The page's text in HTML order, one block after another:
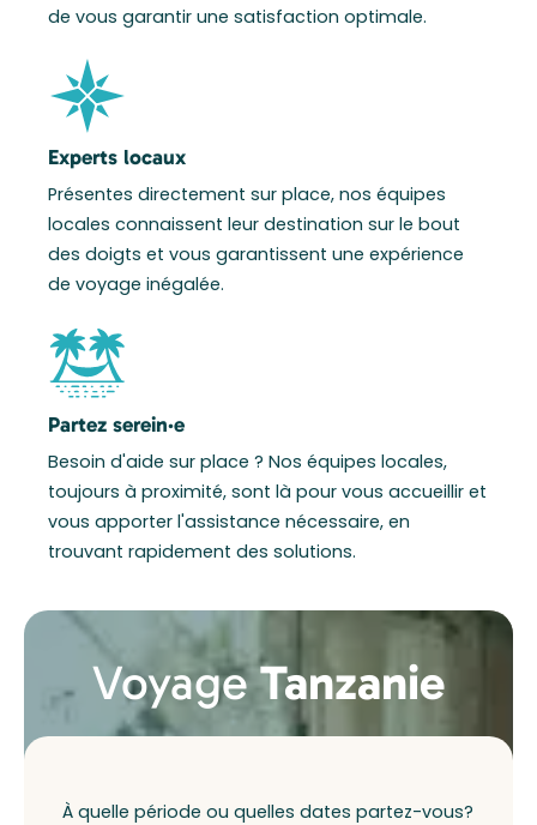
de vous garantir une satisfaction optimale.
Experts locaux
Présentes directement sur place, nos équipes
locales connaissent leur destination sur le bout
des doigts et vous garantissent une expérience
de voyage inégalée.
Partez serein·e
Besoin d'aide sur place ? Nos équipes locales,
toujours à proximité, sont là pour vous accueillir et
vous apporter l'assistance nécessaire, en
trouvant rapidement des solutions.
VoyageTanzanie
À quelle période ou quelles dates partez-vous?